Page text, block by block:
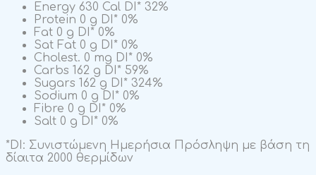
Energy 630 Cal DI* 32%
Protein 0 g DI* 0%
Fat 0 g DI* 0%
Sat Fat 0 g DI* 0%
Cholest. 0 mg DI* 0%
Carbs 162 g DI* 59%
Sugars 162 g DI* 324%
Sodium 0 g DI* 0%
Fibre 0 g DI* 0%
Salt 0 g DI* 0%
*DI: Συνιστώμενη Ημερήσια Πρόσληψη με βάση τη
δίαιτα 2000 θερμίδων